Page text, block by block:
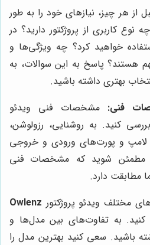
از هر چیز، نیازهای خود را به طور
کاربری از پروژکتور دارید؟ در
خواهید کرد؟ چه ویژگی‌ها و
هستند؟ پاسخ به این سوالات، به
بهتری داشته باشید.
فنی: مشخصات فنی ویدئو
کنید. به روشنایی، رزولوشن،
لامپ و پورت‌های ورودی و خروجی
مطمئن شوید که مشخصات فنی
مطابقت دارد.
مختلف ویدئو پروژکتور Owlenz
کنید. به تفاوت‌های بین مدل‌ها و
باشید. سعی کنید بهترین مدل را